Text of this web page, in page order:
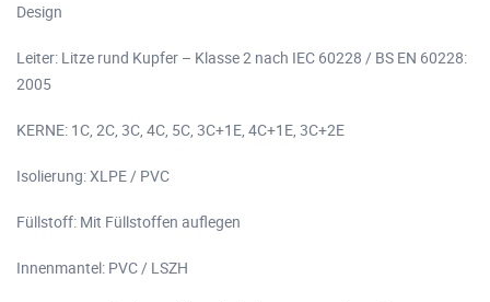
Design
Leiter: Litze rund Kupfer – Klasse 2 nach IEC 60228 / BS EN 60228:
2005
KERNE: 1C, 2C, 3C, 4C, 5C, 3C+1E, 4C+1E, 3C+2E
Isolierung: XLPE / PVC
Füllstoff: Mit Füllstoffen auflegen
Innenmantel: PVC / LSZH